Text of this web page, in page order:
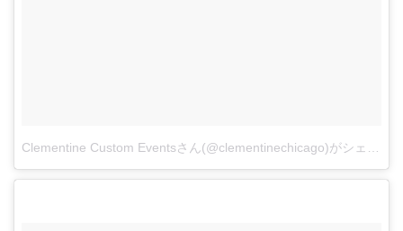
Clementine Custom Eventsさん(@clementinechicago)がシェアした投稿